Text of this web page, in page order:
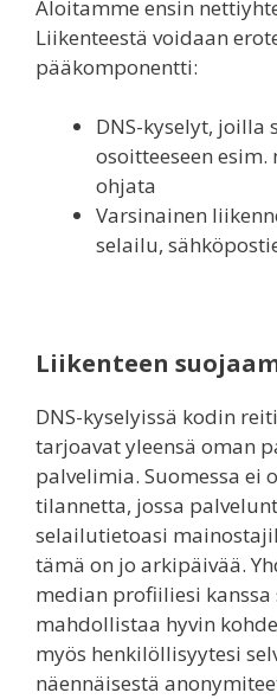
Aloitamme ensin
Liikenteestä voidaan
pääkomponentti:
DNS-kyselyt, joilla
osoitteeseen
ohjata
Varsinainen
selailu,
Liikenteen
DNS-kyselyissä kodin
tarjoavat yleensä oman
palvelimia. Suomessa ei
tilannetta, jossa
selailutietoasi
tämä on jo arkipäivää.
median profiiliesi
mahdollistaa hyvin
myös henkilöllisyytesi
näennäisestä